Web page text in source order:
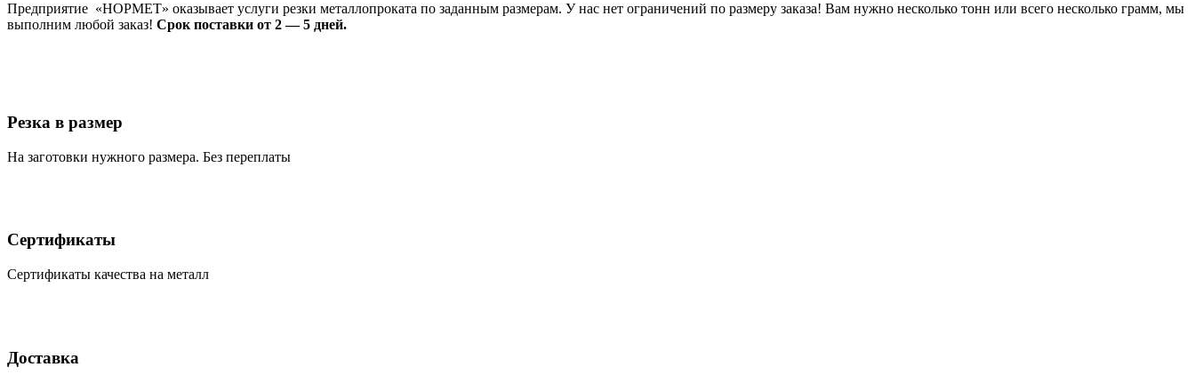
Предприятие «НОРМЕТ» оказывает услуги резки металлопроката по заданным размерам. У нас нет ограничений по размеру заказа! Вам нужно несколько тонн или всего несколько грамм, мы
выполним любой заказ! Срок поставки от 2 — 5 дней.
Резка в размер
На заготовки нужного размера. Без переплаты
Сертификаты
Сертификаты качества на металл
Доставка